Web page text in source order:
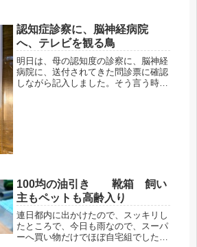
だすと、ベタつくし、いつも省略して
しまう。そこがネックだった。通販生
活なら...
認知症診察に、脳神経病院
へ、テレビを観る鳥
明日は、母の認知度の診察に、脳神経
病院に、送付されてきた問診票に確認
しながら記入しました。そう言う時
100均の油引き 靴箱 飼い
主もペットも高齢入り
連日都内に出かけたので、スッキリし
たところで、今日も雨なので、スーパ
ーへ買い物だけでほぼ自宅組でした。